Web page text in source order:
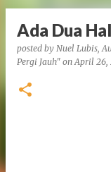
Ada Dua
posted by Nuel Lubis,
Pergi Jauh" onApril 26,